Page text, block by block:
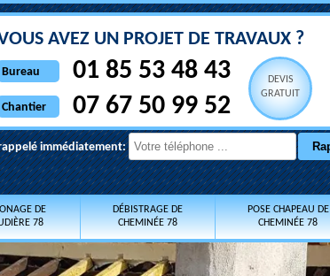
AVEZ UN PROJET DE TRAVAUX ?
Bureau 01 85 53 48 43
Chantier 07 67 50 99 52
DEVIS
GRATUIT
immédiatement:
DE
78
DÉBISTRAGE DE
CHEMINÉE 78
POSE CHAPEAU DE
CHEMINÉE 78